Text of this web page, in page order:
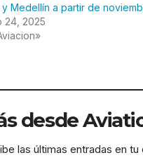
y Medellín a partir de
24, 2025
desde
las últimas entradas en